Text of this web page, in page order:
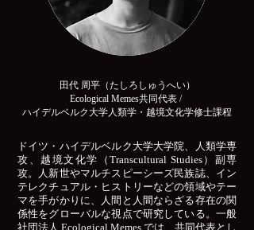
田代 周平（たしろしゅうへい）
Ecological Memes共同代表 /
ハイデルベルク大学人類学・越境文化学修士課程
ドイツ・ハイデルベルク大学大学院、人類学専
攻、越境文化学（Transcultural Studies）副専
攻。人新世やマルチスピーシーズ民族誌、イン
テレクチュアル・ヒストリーなどの領域やテー
マを手がかりに、人間と人間ならざる存在の関
係性をグローバルな視点で研究している。一般
社団法人 Ecological Memes では、共同代表とし